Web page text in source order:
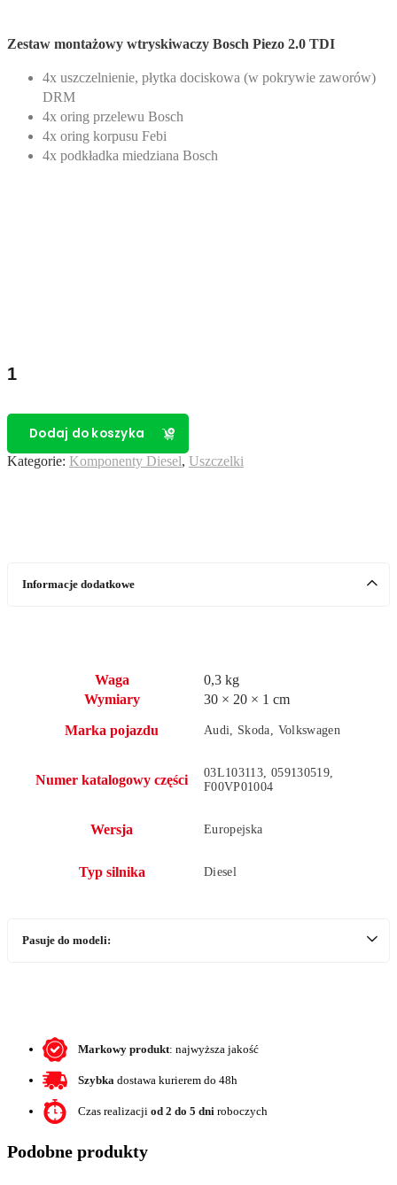
Zestaw montażowy wtryskiwaczy Bosch Piezo 2.0 TDI
4x uszczelnienie, płytka dociskowa (w pokrywie zaworów)
DRM
4x oring przelewu Bosch
4x oring korpusu Febi
4x podkładka miedziana Bosch
ilość
Zestaw
wtryskiwaczy
TDI
CR
Dodaj do koszyka
Kategorie: Komponenty Diesel, Uszczelki
Informacje dodatkowe
Waga
0,3 kg
Wymiary
30 × 20 × 1 cm
Marka pojazdu Audi, Skoda, Volkswagen
Numer katalogowy części
03L103113, 059130519,
F00VP01004
Wersja Europejska
Typ silnika Diesel
Pasuje do modeli:
Markowy produkt: najwyższa jakość
Szybka dostawa kurierem do 48h
Czas realizacji od 2 do 5 dni roboczych
Podobne produkty